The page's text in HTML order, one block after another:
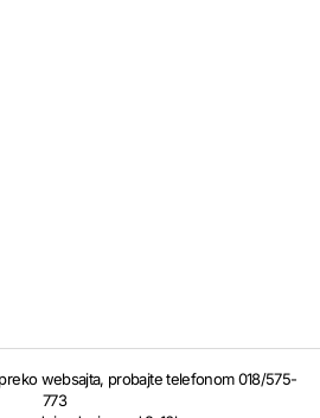
websajta, probajte telefonom 018/575-
773